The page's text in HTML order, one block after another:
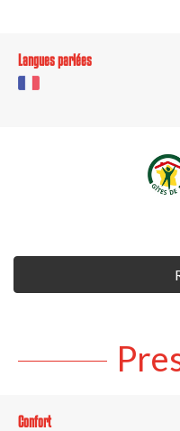
Langues parlées
Confort